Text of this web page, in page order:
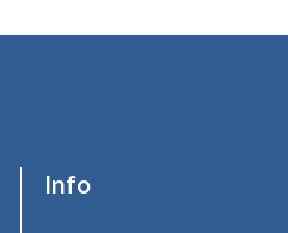
Info